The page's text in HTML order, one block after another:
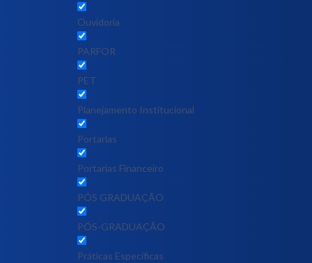
Ouvidoria
PARFOR
PET
Planejamento Institucional
Portarias
Portarias Financeiro
PÓS GRADUAÇÃO
PÓS-GRADUAÇÃO
Práticas Específicas